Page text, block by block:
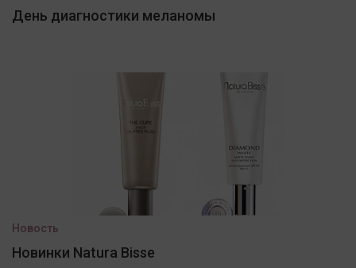
День диагностики меланомы
Новость
Новинки Natura Bisse